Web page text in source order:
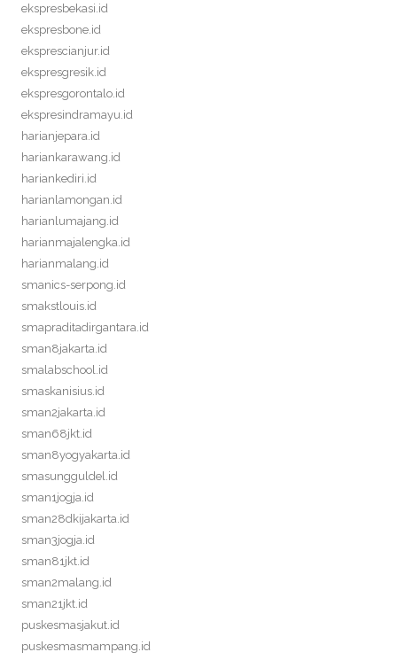
ekspresbekasi.id
ekspresbone.id
eksprescianjur.id
ekspresgresik.id
ekspresgorontalo.id
ekspresindramayu.id
harianjepara.id
hariankarawang.id
hariankediri.id
harianlamongan.id
harianlumajang.id
harianmajalengka.id
harianmalang.id
smanics-serpong.id
smakstlouis.id
smapraditadirgantara.id
sman8jakarta.id
smalabschool.id
smaskanisius.id
sman2jakarta.id
sman68jkt.id
sman8yogyakarta.id
smasungguldel.id
sman1jogja.id
sman28dkijakarta.id
sman3jogja.id
sman81jkt.id
sman2malang.id
sman21jkt.id
puskesmasjakut.id
puskesmasmampang.id